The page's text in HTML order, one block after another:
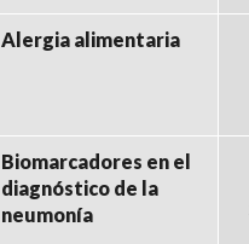
Alergia alimentaria
Biomarcadores en el
diagnóstico de la
neumonía